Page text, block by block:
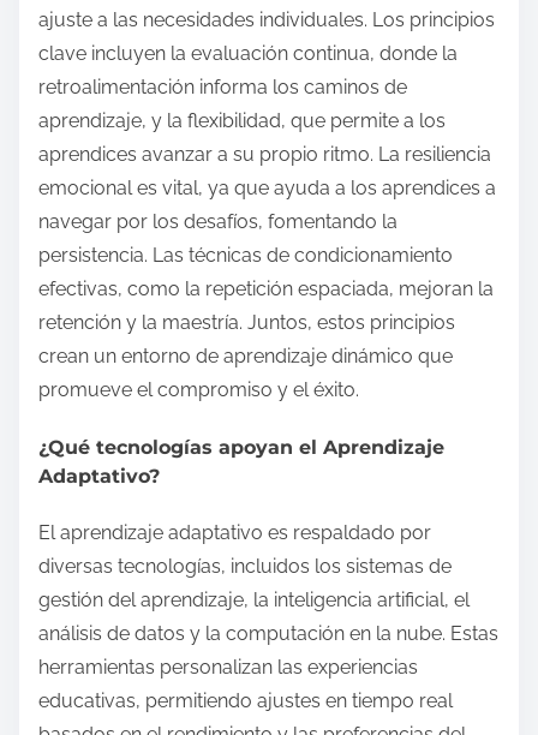
ajuste a las necesidades individuales. Los principios
clave incluyen la evaluación continua, donde la
retroalimentación informa los caminos de
aprendizaje, y la flexibilidad, que permite a los
aprendices avanzar a su propio ritmo. La resiliencia
emocional es vital, ya que ayuda a los aprendices a
navegar por los desafíos, fomentando la
persistencia. Las técnicas de condicionamiento
efectivas, como la repetición espaciada, mejoran la
retención y la maestría. Juntos, estos principios
crean un entorno de aprendizaje dinámico que
promueve el compromiso y el éxito.
¿Qué tecnologías apoyan el Aprendizaje
Adaptativo?
El aprendizaje adaptativo es respaldado por
diversas tecnologías, incluidos los sistemas de
gestión del aprendizaje, la inteligencia artificial, el
análisis de datos y la computación en la nube. Estas
herramientas personalizan las experiencias
educativas, permitiendo ajustes en tiempo real